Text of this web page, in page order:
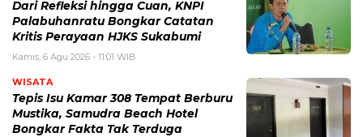
Dari Refleksi hingga Cuan, KNPI
Palabuhanratu Bongkar Catatan
Kritis Perayaan HJKS Sukabumi
Kamis, 6 Agu 2026 - 11:01 WIB
WISATA
Tepis Isu Kamar 308 Tempat Berburu
Mustika, Samudra Beach Hotel
Bongkar Fakta Tak Terduga